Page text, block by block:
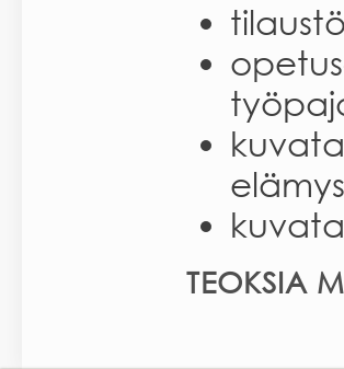
TEOKSIA